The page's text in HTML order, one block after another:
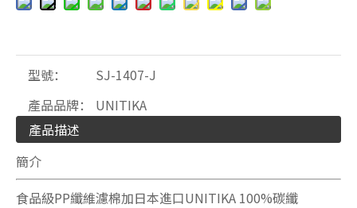
型號：
SJ-1407-J
產品品牌：
UNITIKA
產品描述
簡介
食品級PP纖維濾棉加日本進口UNITIKA 100%碳纖